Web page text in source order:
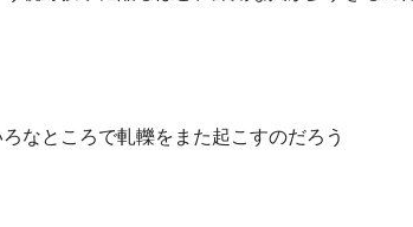
なところで軋轢をまた起こすのだろう